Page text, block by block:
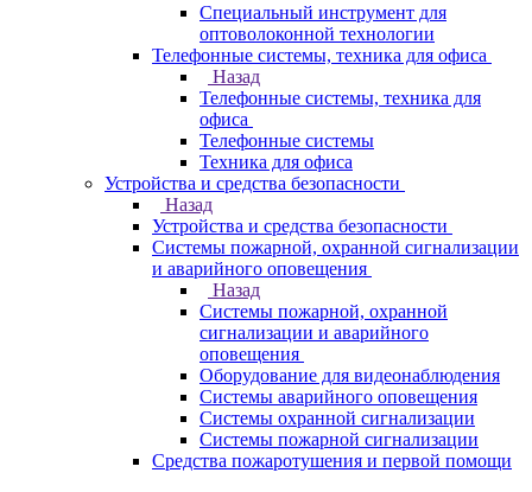
Специальный инструмент для
оптоволоконной технологии
Телефонные системы, техника для офиса
Назад
Телефонные системы, техника для
офиса
Телефонные системы
Техника для офиса
Устройства и средства безопасности
Назад
Устройства и средства безопасности
Системы пожарной, охранной сигнализации
и аварийного оповещения
Назад
Системы пожарной, охранной
сигнализации и аварийного
оповещения
Оборудование для видеонаблюдения
Системы аварийного оповещения
Системы охранной сигнализации
Системы пожарной сигнализации
Средства пожаротушения и первой помощи